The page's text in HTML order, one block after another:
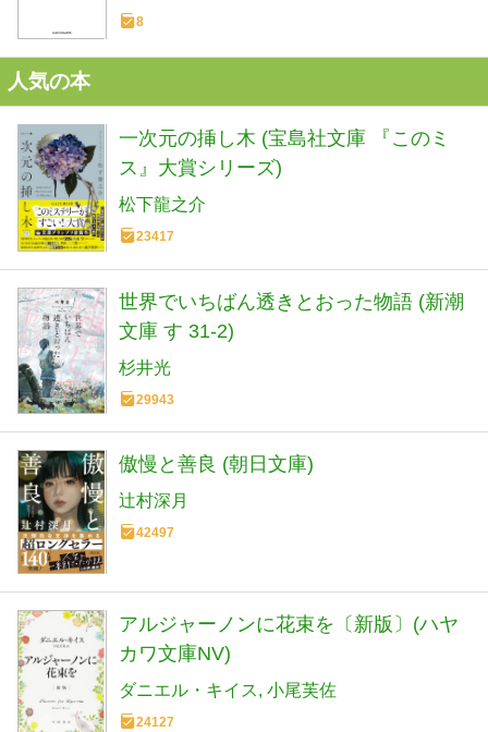
8
人気の本
一次元の挿し木 (宝島社文庫 『このミ
ス』大賞シリーズ)
松下龍之介
23417
世界でいちばん透きとおった物語 (新潮
文庫 す 31-2)
杉井光
29943
傲慢と善良 (朝日文庫)
辻村深月
42497
アルジャーノンに花束を〔新版〕(ハヤ
カワ文庫NV)
ダニエル・キイス 小尾芙佐
24127